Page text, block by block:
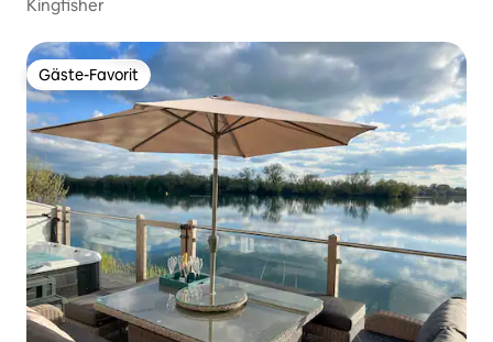
Kingfisher
Gäste-Favorit
Gäste-Favorit